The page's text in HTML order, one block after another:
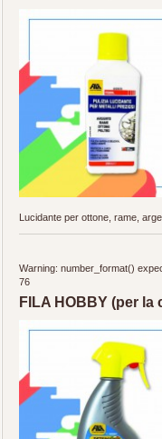
Lucidante per ottone, rame,
Warning: number_format()
76
FILA HOBBY (per la